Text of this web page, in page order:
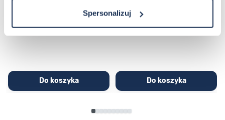
Spersonalizuj
251,00 zł279,00 zł
Do koszyka
03311457
296,00 zł329,00 zł
Do koszyka